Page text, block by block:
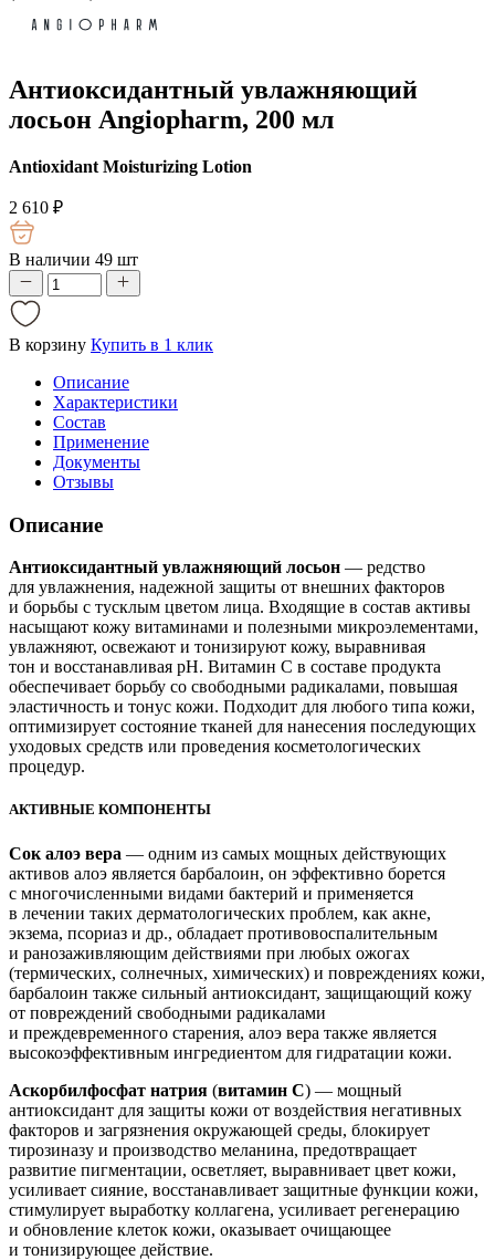
Антиоксидантный увлажняющий
лосьон Angiopharm, 200 мл
Antioxidant Moisturizing Lotion
2 610 ₽
В наличии 49 шт
В корзину Купить в 1 клик
Описание
Характеристики
Состав
Применение
Документы
Отзывы
Описание
Антиоксидантный увлажняющий лосьон — редство
для увлажнения, надежной защиты от внешних факторов
и борьбы с тусклым цветом лица. Входящие в состав активы
насыщают кожу витаминами и полезными микроэлементами,
увлажняют, освежают и тонизируют кожу, выравнивая
тон и восстанавливая pH. Витамин С в составе продукта
обеспечивает борьбу со свободными радикалами, повышая
эластичность и тонус кожи. Подходит для любого типа кожи,
оптимизирует состояние тканей для нанесения последующих
уходовых средств или проведения косметологических
процедур.
АКТИВНЫЕ КОМПОНЕНТЫ
Сок алоэ вера — одним из самых мощных действующих
активов алоэ является барбалоин, он эффективно борется
с многочисленными видами бактерий и применяется
в лечении таких дерматологических проблем, как акне,
экзема, псориаз и др., обладает противовоспалительным
и ранозаживляющим действиями при любых ожогах
(термических, солнечных, химических) и повреждениях кожи,
барбалоин также сильный антиоксидант, защищающий кожу
от повреждений свободными радикалами
и преждевременного старения, алоэ вера также является
высокоэффективным ингредиентом для гидратации кожи.
Аскорбилфосфат натрия (витамин С) — мощный
антиоксидант для защиты кожи от воздействия негативных
факторов и загрязнения окружающей среды, блокирует
тирозиназу и производство меланина, предотвращает
развитие пигментации, осветляет, выравнивает цвет кожи,
усиливает сияние, восстанавливает защитные функции кожи,
стимулирует выработку коллагена, усиливает регенерацию
и обновление клеток кожи, оказывает очищающее
и тонизирующее действие.